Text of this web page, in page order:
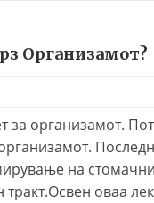
Организамот?
за организамот.
на
оваа